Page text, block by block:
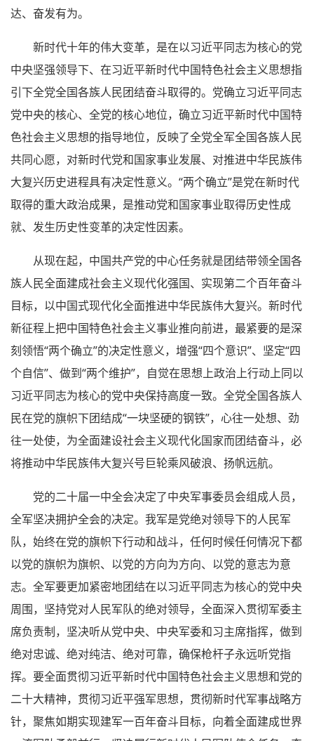
达、奋发有为。
新时代十年的伟大变革，是在以习近平同志为核心的党
中央坚强领导下、在习近平新时代中国特色社会主义思想指
引下全党全国各族人民团结奋斗取得的。党确立习近平同志
党中央的核心、全党的核心地位，确立习近平新时代中国特
色社会主义思想的指导地位，反映了全党全军全国各族人民
共同心愿，对新时代党和国家事业发展、对推进中华民族伟
大复兴历史进程具有决定性意义。“两个确立”是党在新时代
取得的重大政治成果，是推动党和国家事业取得历史性成
就、发生历史性变革的决定性因素。
从现在起，中国共产党的中心任务就是团结带领全国各
族人民全面建成社会主义现代化强国、实现第二个百年奋斗
目标，以中国式现代化全面推进中华民族伟大复兴。新时代
新征程上把中国特色社会主义事业推向前进，最紧要的是深
刻领悟“两个确立”的决定性意义，增强“四个意识”、坚定“四
个自信”、做到“两个维护”，自觉在思想上政治上行动上同以
习近平同志为核心的党中央保持高度一致。全党全国各族人
民在党的旗帜下团结成“一块坚硬的钢铁”，心往一处想、劲
往一处使，为全面建设社会主义现代化国家而团结奋斗，必
将推动中华民族伟大复兴号巨轮乘风破浪、扬帆远航。
党的二十届一中全会决定了中央军事委员会组成人员，
全军坚决拥护全会的决定。我军是党绝对领导下的人民军
队，始终在党的旗帜下行动和战斗，任何时候任何情况下都
以党的旗帜为旗帜、以党的方向为方向、以党的意志为意
志。全军要更加紧密地团结在以习近平同志为核心的党中央
周围，坚持党对人民军队的绝对领导，全面深入贯彻军委主
席负责制，坚决听从党中央、中央军委和习主席指挥，做到
绝对忠诚、绝对纯洁、绝对可靠，确保枪杆子永远听党指
挥。要全面贯彻习近平新时代中国特色社会主义思想和党的
二十大精神，贯彻习近平强军思想，贯彻新时代军事战略方
针，聚焦如期实现建军一百年奋斗目标，向着全面建成世界